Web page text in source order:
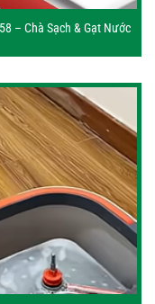
– Chà Sạch & Gạt Nước